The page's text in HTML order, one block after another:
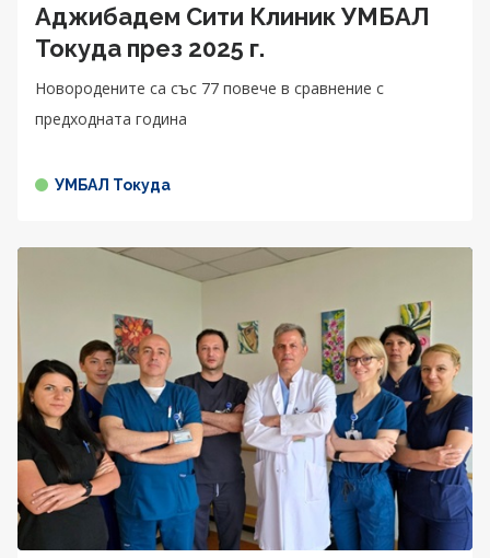
Аджибадем Сити Клиник УМБАЛ
Токуда през 2025 г.
Новородените са със 77 повече в сравнение с
предходната година
УМБАЛ Токуда